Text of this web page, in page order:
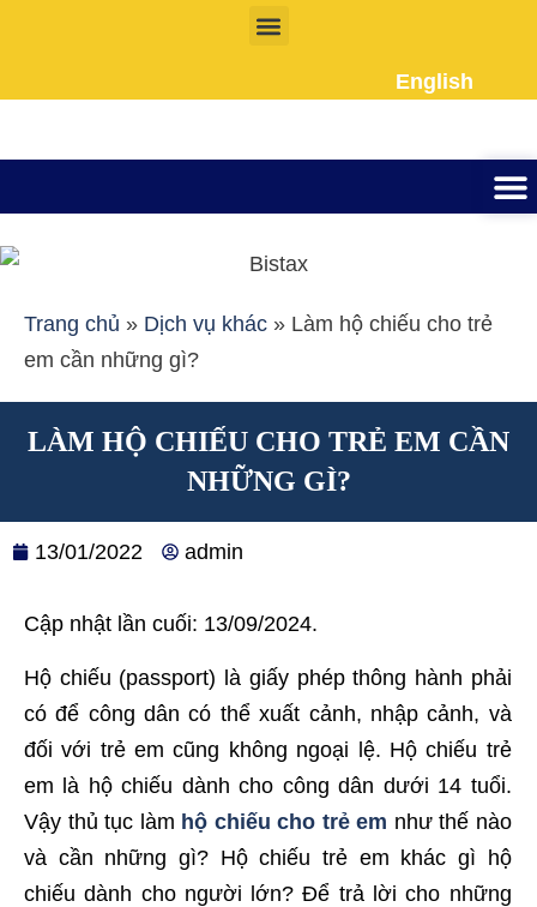
English
Trang chủ » Dịch vụ khác » Làm hộ chiếu cho trẻ
em cần những gì?
LÀM HỘ CHIẾU CHO TRẺ EM CẦN
NHỮNG GÌ?
13/01/2022 admin
Cập nhật lần cuối: 13/09/2024.
Hộ chiếu (passport) là giấy phép thông hành phải
có để công dân có thể xuất cảnh, nhập cảnh, và
đối với trẻ em cũng không ngoại lệ. Hộ chiếu trẻ
em là hộ chiếu dành cho công dân dưới 14 tuổi.
Vậy thủ tục làm hộ chiếu cho trẻ em như thế nào
và cần những gì? Hộ chiếu trẻ em khác gì hộ
chiếu dành cho người lớn? Để trả lời cho những